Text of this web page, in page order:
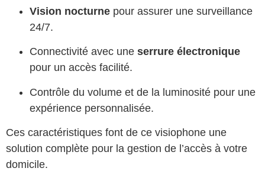
Vision nocturne pour assurer une surveillance
24/7.
Connectivité avec une serrure électronique
pour un accès facilité.
Contrôle du volume et de la luminosité pour une
expérience personnalisée.
Ces caractéristiques font de ce visiophone une
solution complète pour la gestion de l’accès à votre
domicile.